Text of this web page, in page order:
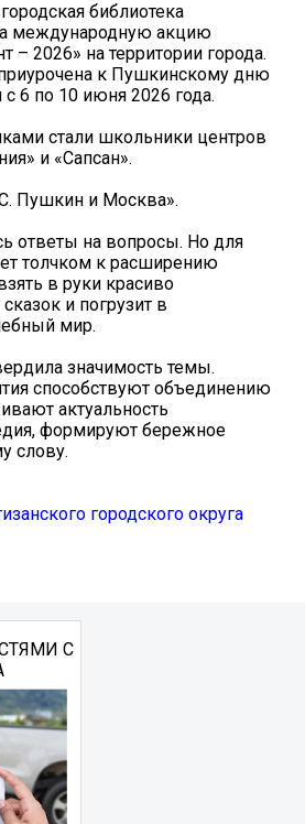
библиотека
международную акцию
– 2026» на территории города.
к Пушкинскому дню
с 6 по 10 июня 2026 года.
стали школьники центров
и «Сапсан».
Пушкин и Москва».
ответы на вопросы. Но для
толчком к расширению
в руки красиво
и погрузит в
мир.
значимость темы.
способствуют объединению
актуальность
формируют бережное
слову.
городского округа
С